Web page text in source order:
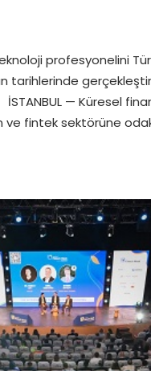
profesyonelini
tarihlerinde
— Küresel
ve fintek sektörüne